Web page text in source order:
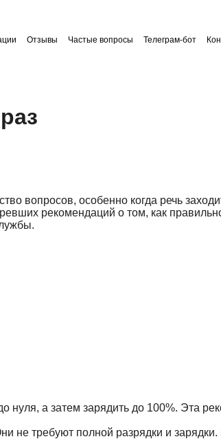
Отзывы Частые вопросы Телеграм-бот
вопросов, особенно когда речь
рекомендаций о том, как
нуля, а затем зарядить до 100%. Эта
требуют полной разрядки и зарядки.